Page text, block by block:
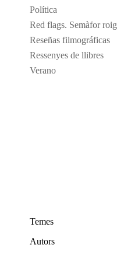
Política
Red flags. Semàfor roig
Reseñas filmográficas
Ressenyes de llibres
Verano
Temes
Autors